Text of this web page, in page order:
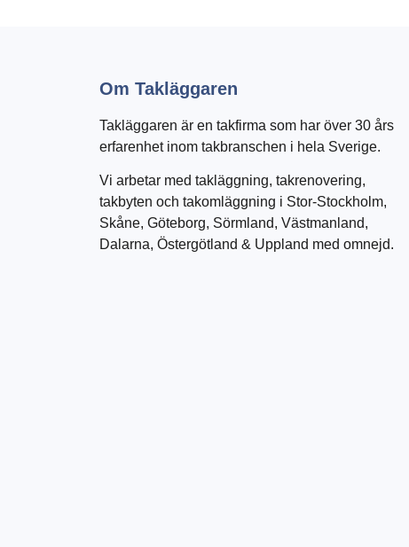
Om Takläggaren
Takläggaren är en takfirma som har över 30 års
erfarenhet inom takbranschen i hela Sverige.
Vi arbetar med takläggning, takrenovering,
takbyten och takomläggning i Stor-Stockholm,
Skåne, Göteborg, Sörmland, Västmanland,
Dalarna, Östergötland & Uppland med omnejd.